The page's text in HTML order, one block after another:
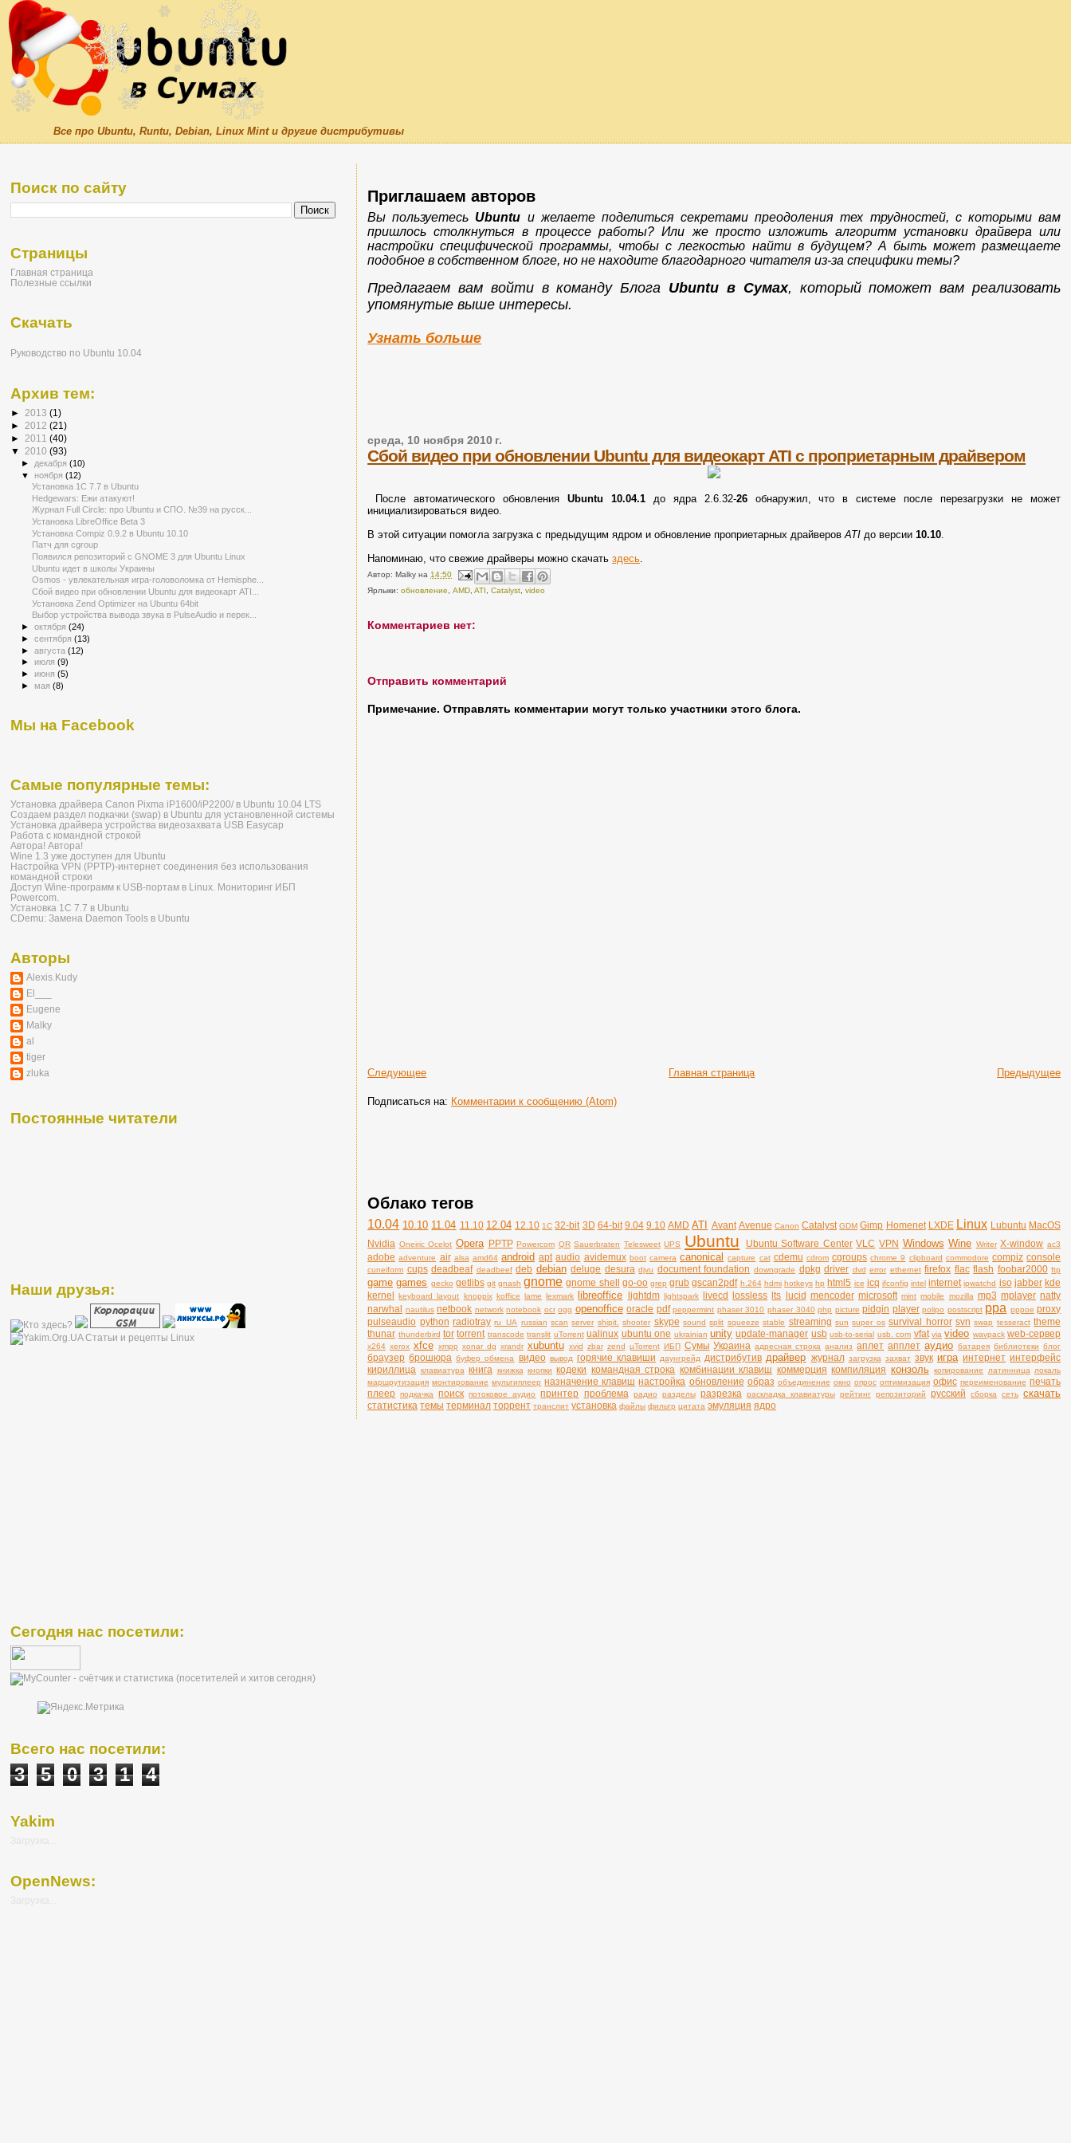
Все про Ubuntu, Runtu, Debian, Linux Mint и другие дистрибутивы
Приглашаем авторов
Вы пользуетесь Ubuntu и желаете поделиться секретами преодоления тех трудностей, с которыми вам
пришлось столкнуться в процессе работы? Или же просто изложить алгоритм установки драйвера или
настройки специфической программы, чтобы с легкостью найти в будущем? А быть может размещаете
подобное в собственном блоге, но не находите благодарного читателя из-за специфики темы?
Предлагаем вам войти в команду Блога Ubuntu в Сумах, который поможет вам реализовать
упомянутые выше интересы.
Узнать больше
среда, 10 ноября 2010 г.
Сбой видео при обновлении Ubuntu для видеокарт ATI с проприетарным драйвером
После автоматического обновления Ubuntu 10.04.1до ядра 2.6.32-26обнаружил, что в системе после перезагрузки не может
инициализироваться видео.
В этой ситуации помогла загрузка с предыдущим ядром и обновление проприетарных драйверовATI до версии10.10
Напоминаю, что свежие драйверы можно скачатьздесь
Автор:Malky на 14:50
Ярлыки:обновление ,AMD ,ATI ,Catalyst ,video
Комментариев нет:
Отправить комментарий
Примечание. Отправлять комментарии могут только участники этого блога.
Следующее Предыдущее
Главная страница
Подписаться на: Комментарии к сообщению (Atom)
Облако тегов
10.04 10.10 11.04 11.10 12.04 12.10 1C 32-bit 3D 64-bit 9.04 9.10 AMD ATI Avant Avenue Canon Catalyst GDM Gimp Homenet LXDE Linux Lubuntu MacOS
Nvidia Oneiric Ocelot Opera PPTP Powercom QR Sauerbraten Telesweet UPS Ubuntu Ubuntu Software Center VLC VPN Windows Wine Writer X-window ac3
adobe adventure air alsa amd64 android apt audio avidemux boot camera canonical capture cat cdemu cdrom cgroups chrome 9 clipboard commodore compiz console
cuneiform cups deadbeaf deadbeef deb debian deluge desura djvu document foundation downgrade dpkg driver dvd error ethernet firefox flac flash foobar2000 ftp
game games gecko getlibs git gnash gnome gnome shell go-oo grep grub gscan2pdf h.264 hdmi hotkeys hp html5 ice icq ifconfig intel internet ipwatchd iso jabber kde
kernel
keyboard layout knoppix koffice lame lexmark libreoffice lightdm lightspark livecd lossless lts lucid mencoder microsoft mint mobile mozilla mp3 mplayer natty
narwhal
nautilus netbook network notebook ocr ogg openoffice oracle pdf peppermint phaser 3010 phaser 3040 php picture pidgin player polipo postscript ppa pppoe proxy
pulseaudio python radiotray ru_UA russian scan server shipit. shooter skype sound split squeeze stable streaming sun super os survival horror svn swap tesseract theme
thunar thunderbird tor torrent transcode translit uTorrent ualinux ubuntu one ukrainian unity update-manager usb usb-to-serial usb. com vfat via video wavpack web-сервер
x264 xerox xfce xmpp xonar dg xrandr xubuntu xvid zbar zend µTorrent ИБП Сумы Украина адресная строка анализ аплет апплет аудио батарея библиотеки блог
браузер брошюра буфер обмена видео вывод горячие клавиши даунгрейд дистрибутив драйвер журнал загрузка захват звук игра интернет интерфейс
кириллица
клавиатура книга книжка кнопки кодеки командная строка комбинации клавиш коммерция компиляция конзоль копирование латинница локаль
маршрутизация монтирование мультиплеер назначение клавиш настройка обновление образ объединение окно опрос оптимизация офис переименование печать
плеер подкачка поиск потоковое аудио принтер проблема радио разделы разрезка раскладка клавиатуры рейтинг репозиторий русский сборка сеть скачать
статистика темы терминал торрент транслит установка файлы фильтр цитата эмуляция ядро
Поиск по сайту
Страницы
Главная страница
Полезные ссылки
Скачать
Руководство по Ubuntu 10.04
Архив тем:
► 2013 (1)
► 2012 (21)
► 2011 (40)
▼ 2010 (93)
► декабря(10)
▼ ноября(12)
Установка 1С 7.7 в Ubuntu
Hedgewars: Ежи атакуют!
Журнал Full Circle: про Ubuntu и СПО. №39 на русск...
Установка LibreOffice Beta 3
Установка Compiz 0.9.2 в Ubuntu 10.10
Патч для cgroup
Появился репозиторий с GNOME 3 для Ubuntu Linux
Ubuntu идет в школы Украины
Osmos - увлекательная игра-головоломка от Hemisphe...
Сбой видео при обновлении Ubuntu для видеокарт ATI...
Установка Zend Optimizer на Ubuntu 64bit
Выбор устройства вывода звука в PulseAudio и перек...
►октября(24)
►сентября(13)
►августа(12)
► июля(9)
► июня(5)
► мая(8)
Мы на Facebook
Самые популярные темы:
Установка драйвера Canon Pixma iP1600/iP2200/ в Ubuntu 10.04 LTS
Создаем раздел подкачки (swap) в Ubuntu для установленной системы
Установка драйвера устройства видеозахвата USB Easycap
Работа с командной строкой
Автора! Автора!
Wine 1.3 уже доступен для Ubuntu
Настройка VPN (PPTP)-интернет соединения без использования
командной строки
Доступ Wine-программ к USB-портам в Linux. Мониторинг ИБП
Powercom.
Установка 1С 7.7 в Ubuntu
CDemu: Замена Daemon Tools в Ubuntu
Авторы
Alexis.Kudy
El___
Eugene
Malky
al
tiger
zluka
Постоянные читатели
Наши друзья:
Сегодня нас посетили:
Всего нас посетили:
3 5 0 3 1 4
Yakim
OpenNews: